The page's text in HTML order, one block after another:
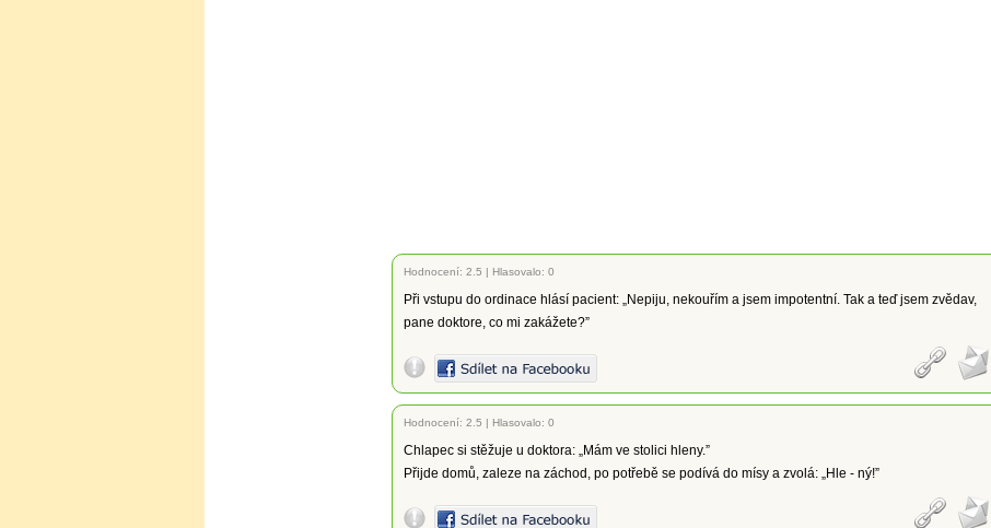
Hodnocení: 2.5 | Hlasovalo: 0
Při vstupu do ordinace hlásí pacient: „Nepiju, nekouřím a jsem impotentní. Tak a teď jsem zvědav,
pane doktore, co mi zakážete?”
Hodnocení: 2.5 | Hlasovalo: 0
Chlapec si stěžuje u doktora: „Mám ve stolici hleny.”
Přijde domů, zaleze na záchod, po potřebě se podívá do mísy a zvolá: „Hle - ný!”